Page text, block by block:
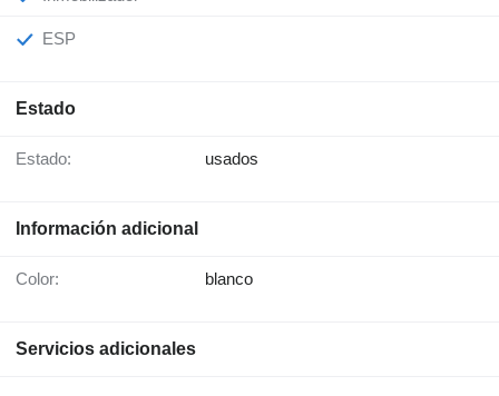
ESP
Estado
Estado: usados
Información adicional
Color: blanco
Servicios adicionales